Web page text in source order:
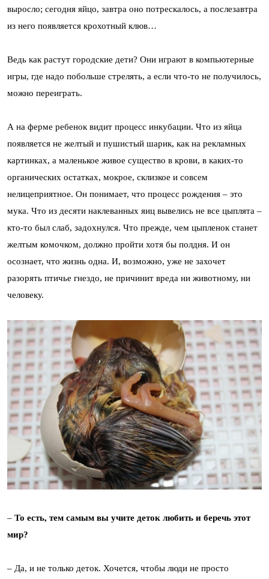
выросло; сегодня яйцо, завтра оно потрескалось, а послезавтра
из него появляется крохотный клюв…
Ведь как растут городские дети? Они играют в компьютерные
игры, где надо побольше стрелять, а если что-то не получилось,
можно переиграть.
А на ферме ребенок видит процесс инкубации. Что из яйца
появляется не желтый и пушистый шарик, как на рекламных
картинках, а маленькое живое существо в крови, в каких-то
органических остатках, мокрое, склизкое и совсем
нелицеприятное. Он понимает, что процесс рождения – это
мука. Что из десяти наклеванных яиц вывелись не все цыплята –
кто-то был слаб, задохнулся. Что прежде, чем цыпленок станет
желтым комочком, должно пройти хотя бы полдня. И он
осознает, что жизнь одна. И, возможно, уже не захочет
разорять птичье гнездо, не причинит вреда ни животному, ни
человеку.
– То есть, тем самым вы учите деток любить и беречь этот
мир?
– Да, и не только деток. Хочется, чтобы люди не просто